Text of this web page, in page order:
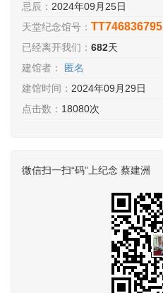
忌辰： 2024年09月25日
天堂纪念馆号： TT746836795
已经离开我们： 682天
建馆者：
匿名
建馆时间： 2024年09月29日
点击数： 18080次
微信扫一扫“码”上纪念 蔡建洲